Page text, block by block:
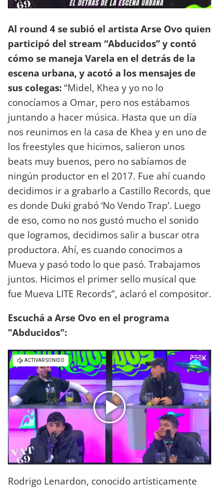
Al round 4 se subió el artista Arse Ovo quien
participó del stream “Abducidos” y contó
cómo se maneja Varela en el detrás de la
escena urbana, y acotó a los mensajes de
sus colegas:“Midel, Khea y yo no lo
conocíamos a Omar, pero nos estábamos
juntando a hacer música. Hasta que un día
nos reunimos en la casa de Khea y en uno de
los freestyles que hicimos, salieron unos
beats muy buenos, pero no sabíamos de
ningún productor en el 2017. Fue ahí cuando
decidimos ir a grabarlo a Castillo Records, que
es donde Duki grabó ‘No Vendo Trap’. Luego
de eso, como no nos gustó mucho el sonido
que logramos, decidimos salir a buscar otra
productora. Ahí, es cuando conocimos a
Mueva y pasó todo lo que pasó. Trabajamos
juntos. Hicimos el primer sello musical que
fue Mueva LITE Records”, aclaró el compositor.
Escuchá a Arse Ovo en el programa
"Abducidos":
Rodrigo Lenardon, conocido artísticamente